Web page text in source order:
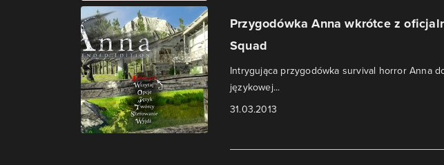
Przygodówka Anna wkrótce z
Squad
Intrygująca przygodówka survival horror Anna
językowej...
31.03.2013